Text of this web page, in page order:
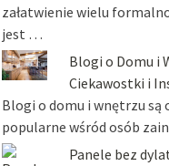
załatwienie wielu
jest …
Blogi o Domu i
Ciekawostki i
Blogi o domu i wnętrzu są
popularne wśród osób
Panele bez